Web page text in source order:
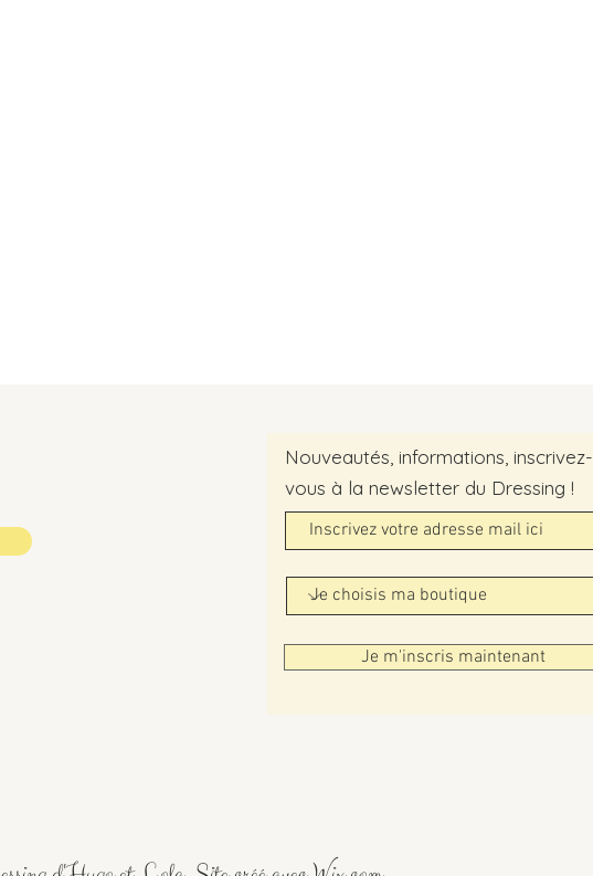
Nouveautés, informations, inscrivez-
vous à la newsletter du Dressing !
Je m'inscris maintenant